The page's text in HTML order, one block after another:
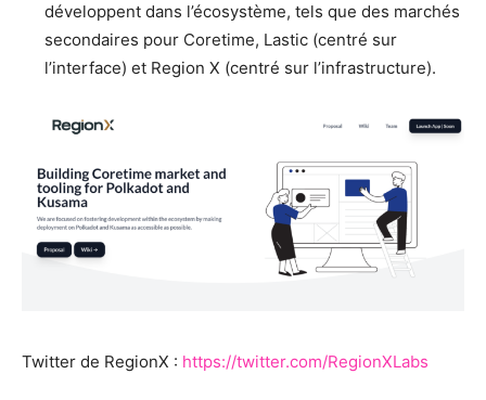
développent dans l’écosystème, tels que des marchés
secondaires pour Coretime, Lastic (centré sur
l’interface) et Region X (centré sur l’infrastructure).
Twitter de RegionX : https://twitter.com/RegionXLabs